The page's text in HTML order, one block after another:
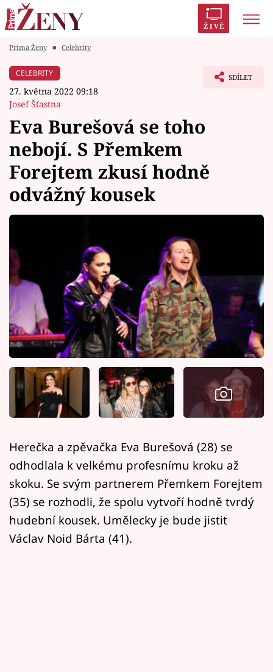
ŽIVĚ
Módní alarm
Témata
Celebrity
Vztahy
Horoskopy
Sledujte prima+
Filmový festival Karlovy Vary
Pořady
Mámy sobě
Sledujte nás
Prima Ženy ■ Celebrity
CELEBRITY
27. května 2022 09:18
Josef Šťastna
SDÍLET
Eva Burešová se toho
nebojí. S Přemkem
Forejtem zkusí hodně
odvážný kousek
Herečka a zpěvačka Eva Burešová (28) se
odhodlala k velkému profesnímu kroku až
skoku. Se svým partnerem Přemkem Forejtem
(35) se rozhodli, že spolu vytvoří hodně tvrdý
hudební kousek. Umělecky je bude jistit
Václav Noid Bárta (41).